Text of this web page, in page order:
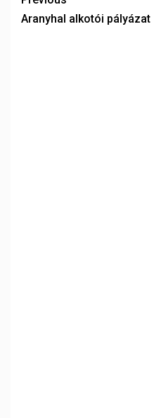
Aranyhal alkotói pályázat